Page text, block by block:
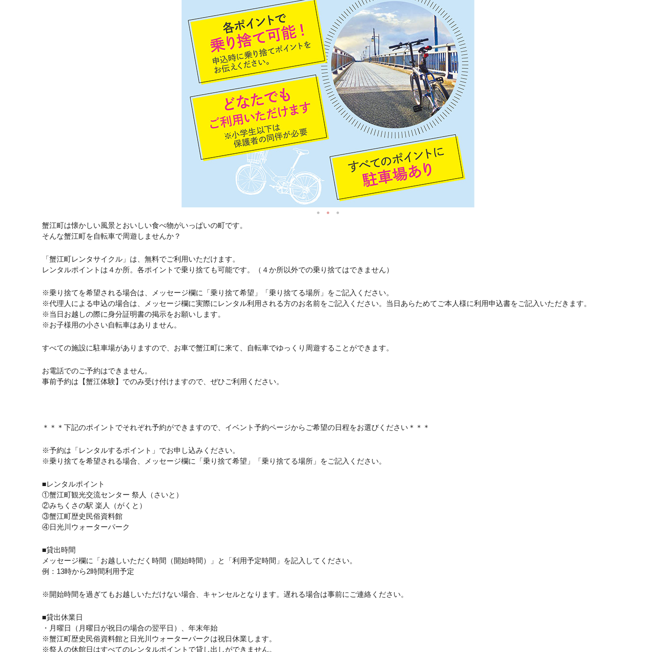
蟹江町は懐かしい風景とおいしい食べ物がいっぱいの町です。
そんな蟹江町を自転車で周遊しませんか？
「蟹江町レンタサイクル」は、無料でご利用いただけます。
レンタルポイントは４か所。各ポイントで乗り捨ても可能です。（４か所以外での乗り捨てはできません）
※乗り捨てを希望される場合は、メッセージ欄に「乗り捨て希望」「乗り捨てる場所」をご記入ください。
※代理人による申込の場合は、メッセージ欄に実際にレンタル利用される方のお名前をご記入ください。当日あらためてご本人様に利用申込書をご記入いただきます。
※当日お越しの際に身分証明書の掲示をお願いします。
※お子様用の小さい自転車はありません。
すべての施設に駐車場がありますので、お車で蟹江町に来て、自転車でゆっくり周遊することができます。
お電話でのご予約はできません。
事前予約は【蟹江体験】でのみ受け付けますので、ぜひご利用ください。
＊＊＊下記のポイントでそれぞれ予約ができますので、イベント予約ページからご希望の日程をお選びください＊＊＊
※予約は「レンタルするポイント」でお申し込みください。
※乗り捨てを希望される場合、メッセージ欄に「乗り捨て希望」「乗り捨てる場所」をご記入ください。
■レンタルポイント
①蟹江町観光交流センター 祭人（さいと）
②みちくさの駅 楽人（がくと）
③蟹江町歴史民俗資料館
④日光川ウォーターパーク
■貸出時間
メッセージ欄に「お越しいただく時間（開始時間）」と「利用予定時間」を記入してください。
例：13時から2時間利用予定
※開始時間を過ぎてもお越しいただけない場合、キャンセルとなります。遅れる場合は事前にご連絡ください。
■貸出休業日
・月曜日（月曜日が祝日の場合の翌平日）、年末年始
※蟹江町歴史民俗資料館と日光川ウォーターパークは祝日休業します。
※祭人の休館日はすべてのレンタルポイントで貸し出しができません。